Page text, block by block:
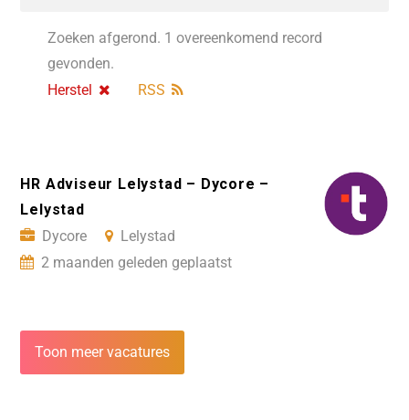
Zoeken afgerond. 1 overeenkomend record
gevonden.
Herstel
RSS
HR Adviseur Lelystad – Dycore –
Lelystad
Dycore
Lelystad
2 maanden geleden geplaatst
Toon meer vacatures